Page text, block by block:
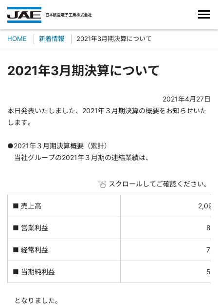
HOME 新着情報 2021年3月期決算について
2021年3月期決算について
2021年4月27日
本日発表いたしました、2021年３月期決算の概要をお知らせいた
します。
●2021年３月期決算概要（累計）
当社グループの2021年３月期の連結業績は、
スクロールしてご確認ください。
■ 売上高 2,097
■ 営業利益 87
■ 経常利益 78
■ 当期純利益 56
となりました。